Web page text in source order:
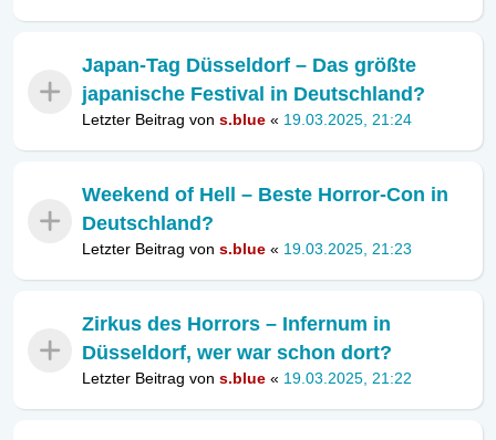
Japan-Tag Düsseldorf – Das größte
japanische Festival in Deutschland?
Letzter Beitrag von s.blue « 19.03.2025, 21:24
Weekend of Hell – Beste Horror-Con in
Deutschland?
Letzter Beitrag von s.blue « 19.03.2025, 21:23
Zirkus des Horrors – Infernum in
Düsseldorf, wer war schon dort?
Letzter Beitrag von s.blue « 19.03.2025, 21:22